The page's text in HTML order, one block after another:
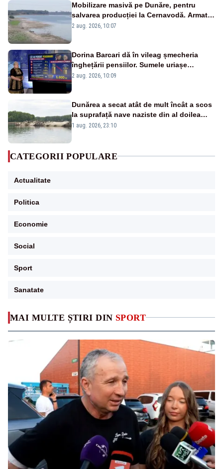
MAI MULTE ȘTIRI DIN SPORT
Mobilizare masivă pe Dunăre, pentru
salvarea producției la Cernavodă. Armata
va detona o stâncă și va devia apa
2 aug. 2026, 10:07
Dorina Barcari dă în vileag șmecheria
înghețării pensiilor. Sumele uriașe
pierdute de fiecare român
2 aug. 2026, 10:09
Dunărea a secat atât de mult încât a scos
la suprafață nave naziste din al doilea
război mondial
1 aug. 2026, 23:10
CATEGORII POPULARE
Actualitate
Politica
Economie
Social
Sport
Sanatate